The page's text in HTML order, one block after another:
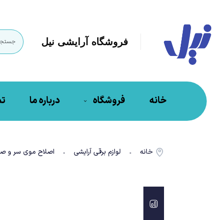
فروشگاه آرایشی نیل
خانه فروشگاه درباره ما
خانه - لوازم برقی آرایشی - اصلاح موی سر و